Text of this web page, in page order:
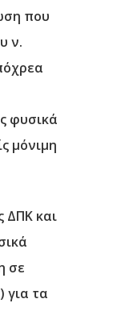
που
ν.
φυσικά
μόνιμη
ΔΠΚ και
σε
για τα